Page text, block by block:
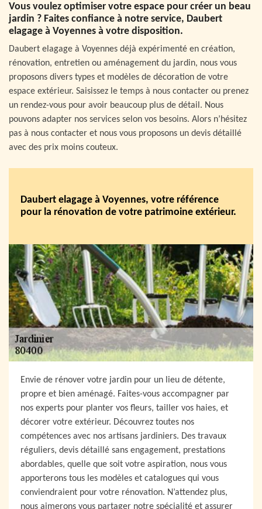
Vous voulez optimiser votre espace pour créer un beau
jardin ? Faites confiance à notre service, Daubert
elagage à Voyennes à votre disposition.
Daubert elagage à Voyennes déjà expérimenté en création,
rénovation, entretien ou aménagement du jardin, nous vous
proposons divers types et modèles de décoration de votre
espace extérieur. Saisissez le temps à nous contacter ou prenez
un rendez-vous pour avoir beaucoup plus de détail. Nous
pouvons adapter nos services selon vos besoins. Alors n’hésitez
pas à nous contacter et nous vous proposons un devis détaillé
avec des prix moins couteux.
Daubert elagage à Voyennes, votre référence
pour la rénovation de votre patrimoine extérieur.
Envie de rénover votre jardin pour un lieu de détente,
propre et bien aménagé. Faites-vous accompagner par
nos experts pour planter vos fleurs, tailler vos haies, et
décorer votre extérieur. Découvrez toutes nos
compétences avec nos artisans jardiniers. Des travaux
réguliers, devis détaillé sans engagement, prestations
abordables, quelle que soit votre aspiration, nous vous
apporterons tous les modèles et catalogues qui vous
conviendraient pour votre rénovation. N’attendez plus,
nous aimerons vous partager notre spécialité et assurer